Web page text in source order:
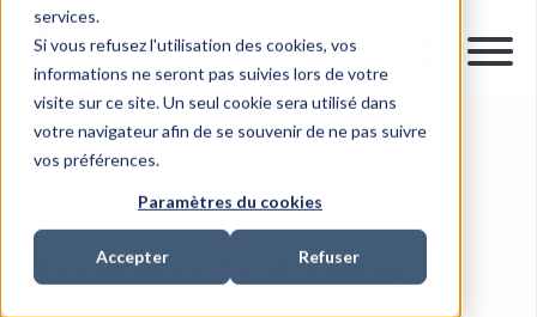
services.
Si vous refusez l'utilisation des cookies, vos
informations ne seront pas suivies lors de votre
visite sur ce site. Un seul cookie sera utilisé dans
votre navigateur afin de se souvenir de ne pas suivre
vos préférences.
Paramètres du cookies
Accepter Refuser
10 JUIL. 2019
INVESTMENT RECOVERY
Parmalat Auditeurs